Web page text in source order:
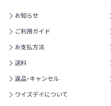
お知らせ
ご利用ガイド
お支払方法
送料
返品・キャンセル
ワイズデイについて